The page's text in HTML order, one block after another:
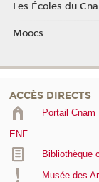
Les Écoles du
Moocs
ACCÈS DIRECTS
Portail Cnam
ENF
Bibliothèque
Musée des